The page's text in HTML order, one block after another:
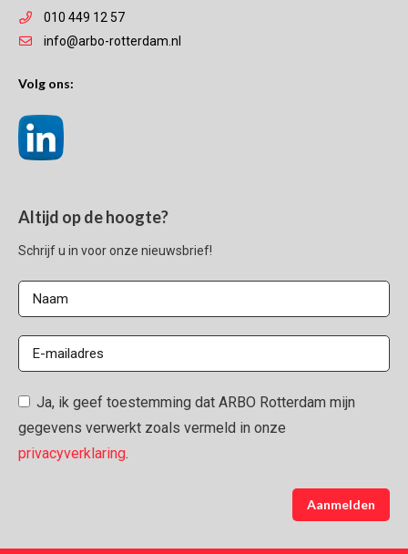
010 449 12 57
info@arbo-rotterdam.nl
Volg ons:
Altijd op de hoogte?
Schrijf u in voor onze nieuwsbrief!
Ja, ik geef toestemming dat ARBO Rotterdam mijn
gegevens verwerkt zoals vermeld in onze
privacyverklaring.
Aanmelden